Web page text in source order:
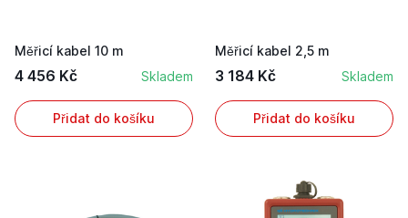
Měřicí kabel 10 m
4 456 Kč Skladem
Přidat do košíku
Měřicí kabel 2,5 m
3 184 Kč Skladem
Přidat do košíku